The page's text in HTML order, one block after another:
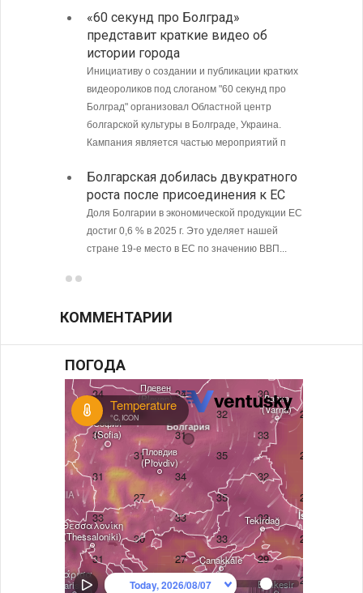
«60 секунд про Болград»
представит краткие видео об
истории города
Инициативу о создании и публикации кратких
видеороликов под слоганом "60 секунд про
Болград" организовал Областной центр
болгарской культуры в Болграде, Украина.
Кампания является частью мероприятий п
Болгарская добилась двукратного
роста после присоединения к ЕС
Доля Болгарии в экономической продукции ЕС
достиг 0,6 % в 2025 г. Это уделяет нашей
стране 19-е место в ЕС по значению ВВП...
КОММЕНТАРИИ
ПОГОДА